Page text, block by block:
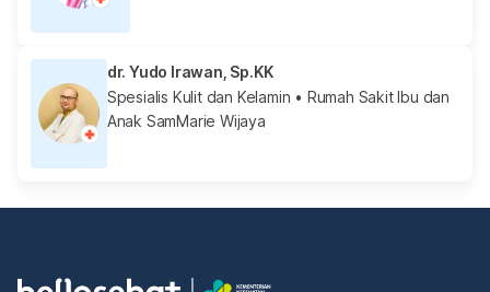
dr. Yudo Irawan, Sp.KK
Spesialis Kulit dan Kelamin • Rumah Sakit Ibu dan
Anak SamMarie Wijaya